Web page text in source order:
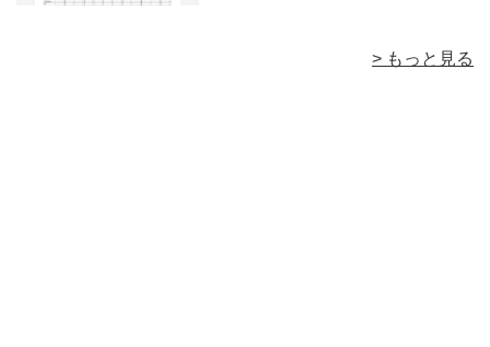
> もっと見る